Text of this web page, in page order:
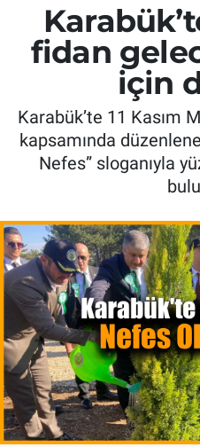
fidan
için
Karabük’te 11 Kasım
kapsamında
Nefes” sloganıyla